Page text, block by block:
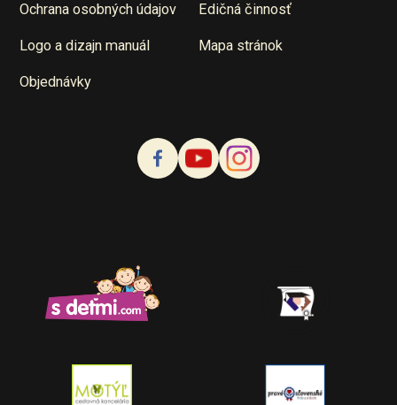
Ochrana osobných údajov Edičná činnosť
Logo a dizajn manuál Mapa stránok
Objednávky